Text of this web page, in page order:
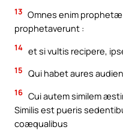
13 Omnes enim
prophetaverunt :
14 et si vultis recipere,
15 Qui habet aures
16 Cui autem similem
Similis est pueris
coæqualibus